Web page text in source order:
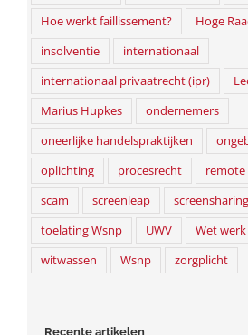
Hoe werkt faillissement?
Hoge
insolventie
internationaal
internationaal privaatrecht (ipr)
Marius Hupkes
ondernemers
oneerlijke handelspraktijken
oplichting
procesrecht
remote
scam
screenleap screensharing
toelating Wsnp
UWV
Wet
witwassen
Wsnp zorgplicht
Recente artikelen